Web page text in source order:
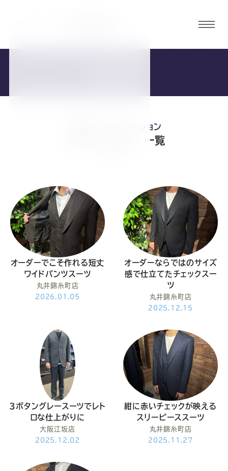
ダ
ー
ス
ー
SADA
の
公
式
Youtube
ダ
ー
ス
ー
SADA
の
公
式
Facebook
ダ
ー
ス
SADA
公
ダ
ー
ス
SADA
の
公
オ
ダ
ー
ス
SADA
の
公
式
お客様スーツコレクション
「#2025AW」 一覧
オーダーでこそ作れる短丈
ワイドパンツスーツ
丸井錦糸町店
2026.01.05
オーダーならではのサイズ
感で仕立てたチェックスー
ツ
丸井錦糸町店
2025.12.15
3ボタングレースーツでレト
ロな仕上がりに
大阪江坂店
2025.12.02
紺に赤いチェックが映える
スリーピーススーツ
丸井錦糸町店
2025.11.27